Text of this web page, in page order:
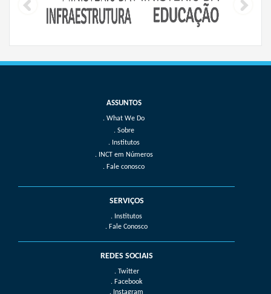
What We Do
Sobre
Institutos
INCT em Números
Fale conosco
SERVIÇOS
. Institutos
. Fale Conosco
REDES SOCIAIS
. Twitter
. Facebook
. Instagram